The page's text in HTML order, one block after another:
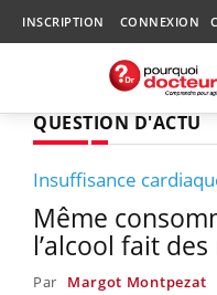
INSCRIPTION CONNEXION
QUESTION D'ACTU
Insuffisance
Même
l’alcool fait
Par Margot Montpezat